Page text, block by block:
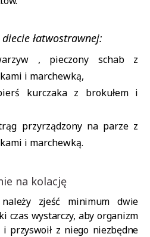
łatwostrawnej:
, pieczony schab z
i marchewką,
kurczaka z brokułem i
przyrządzony na parze z
i marchewką.
na kolację
zjeść minimum dwie
czas wystarczy, aby organizm
i przyswoił z niego niezbędne